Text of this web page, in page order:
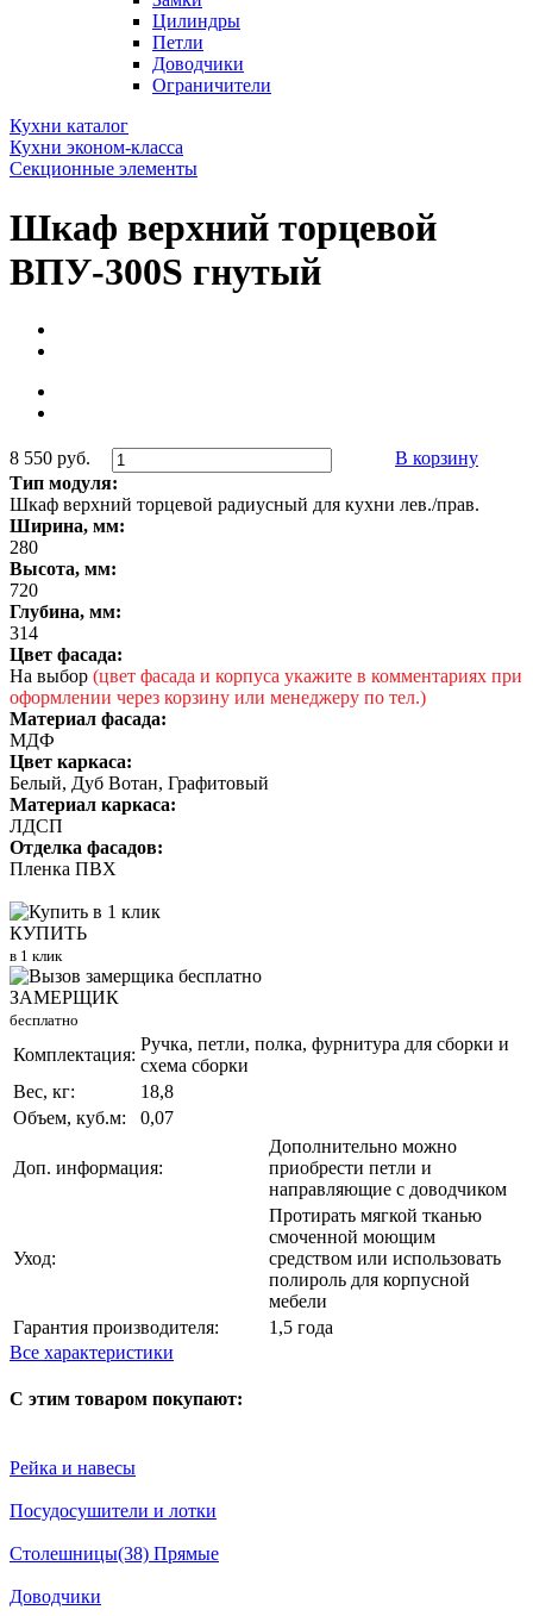
Цилиндры
Петли
Доводчики
Ограничители
Кухни каталог
Кухни эконом-класса
Секционные элементы
Шкаф верхний торцевой
ВПУ-300S гнутый
8 550 руб.
В корзину
Тип модуля:
Шкаф верхний торцевой радиусный для кухни лев./прав.
Ширина, мм:
280
Высота, мм:
720
Глубина, мм:
314
Цвет фасада:
На выбор (цвет фасада и корпуса укажите в комментариях при
оформлении через корзину или менеджеру по тел.)
Материал фасада:
МДФ
Цвет каркаса:
Белый, Дуб Вотан, Графитовый
Материал каркаса:
ЛДСП
Отделка фасадов:
Пленка ПВХ
КУПИТЬ
в 1 клик
ЗАМЕРЩИК
бесплатно
Комплектация:
Ручка, петли, полка, фурнитура для сборки и
схема сборки
Вес, кг:
18,8
Объем, куб.м:
0,07
Доп. информация:
Дополнительно можно
приобрести петли и
направляющие с доводчиком
Уход:
Протирать мягкой тканью
смоченной моющим
средством или использовать
полироль для корпусной
мебели
Гарантия производителя:
1,5 года
Все характеристики
С этим товаром покупают:
Рейка и навесы
Посудосушители и лотки
Столешницы(38) Прямые
Доводчики